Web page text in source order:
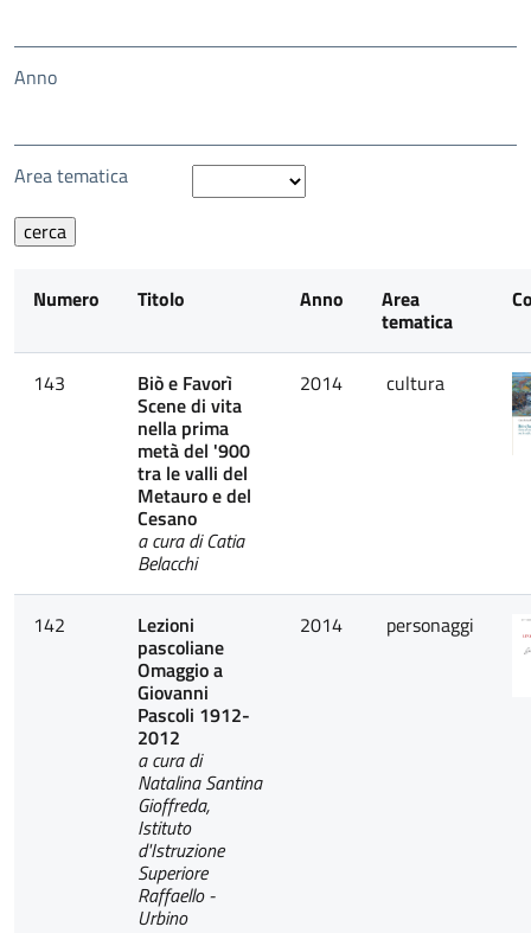
Anno
Area tematica
Numero Titolo Anno Area
tematica
143 Biò e Favorì
Scene di vita
nella prima
metà del '900
tra le valli del
Metauro e del
Cesano
a cura di Catia
Belacchi
2014 cultura
142 Lezioni
pascoliane
Omaggio a
Giovanni
Pascoli 1912-
2012
a cura di
Natalina Santina
Gioffreda,
Istituto
d'Istruzione
Superiore
Raffaello -
Urbino
2014 personaggi